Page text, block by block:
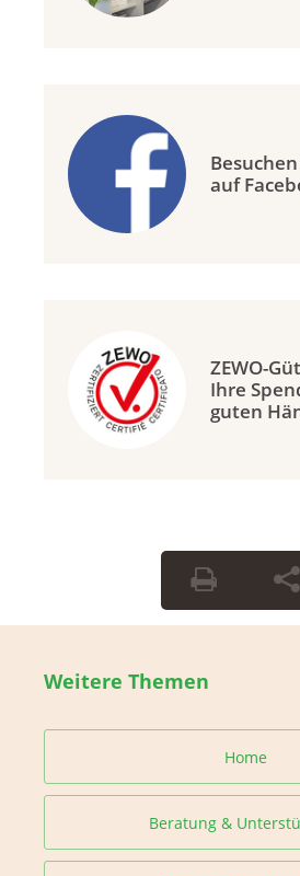
auf
ZEWO-
Ihre
guten
Weitere Themen
Home
Beratung &